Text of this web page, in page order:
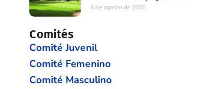
4 de agosto de 2026
Comités
Comité Juvenil
Comité Femenino
Comité Masculino